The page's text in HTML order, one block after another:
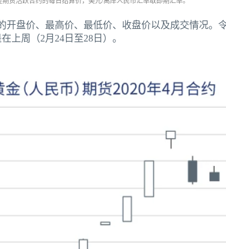
开盘价、最高价、最低价、收盘价以及成交情况。
上周（2月24日至28日）。